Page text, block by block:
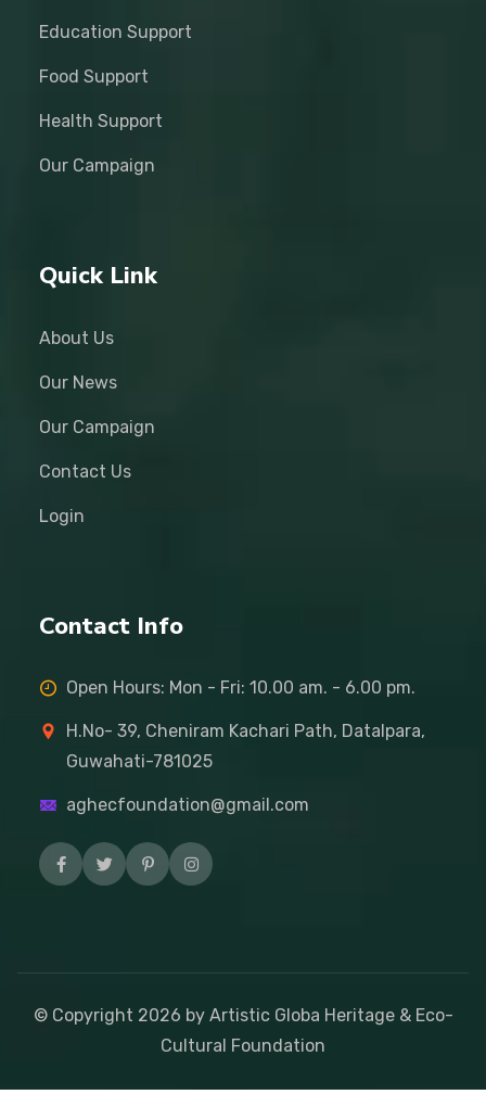
Education Support
Food Support
Health Support
Our Campaign
Quick Link
About Us
Our News
Our Campaign
Contact Us
Login
Contact Info
Open Hours: Mon - Fri: 10.00 am. - 6.00 pm.
H.No- 39, Cheniram Kachari Path, Datalpara,
Guwahati-781025
aghecfoundation@gmail.com
© Copyright 2026 by Artistic Globa Heritage & Eco-
Cultural Foundation